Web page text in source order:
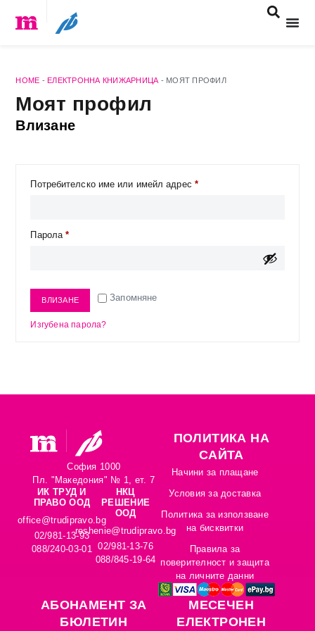
HOME -ЕЛЕКТРОННА КНИЖАРНИЦА - МОЯТ ПРОФИЛ
Моят профил
Влизане
Потребителско име или имейл адрес *
Парола*
Запомняне
ВЛИЗАНЕ
Изгубена парола?
София 1000
Пл. "Македония" № 1, ет. 7
ИК ТРУД И
ПРАВО ООД
office@trudipravo.bg
02/981-13-93
088/240-03-01
НКЦ
РЕШЕНИЕ
ООД
reshenie@trudipravo.bg
02/981-13-76
088/845-19-64
ПОЛИТИКА НА
САЙТА
Начини за плащане
Условия за доставка
Политика за използване
на бисквитки
Правила за
поверителност и защита
на личните данни
АБОНАМЕНТ ЗА
БЮЛЕТИН
MЕСЕЧЕН
ЕЛЕКТРОНЕН